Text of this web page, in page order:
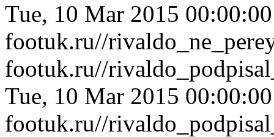
Tue, 10 Mar 2015
footuk.ru//
footuk.ru//
Tue, 10 Mar 2015
footuk.ru//